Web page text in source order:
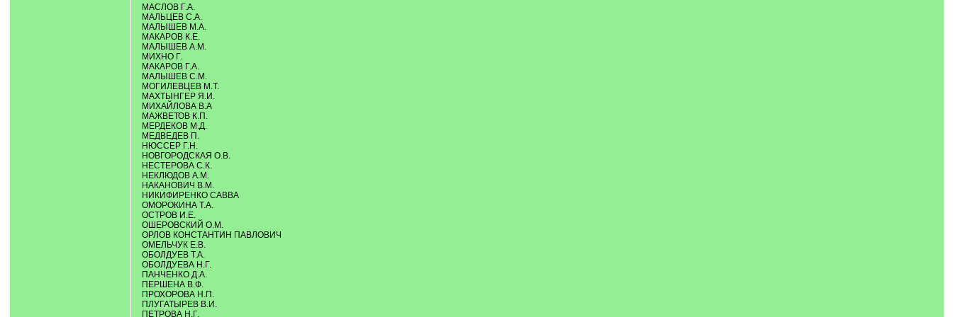
МАСЛОВ Г.А.
МАЛЬЦЕВ С.А.
МАЛЫШЕВ М.А.
МАКАРОВ К.Е.
МАЛЫШЕВ А.М.
МИХНО Г.
МАКАРОВ Г.А.
МАЛЫШЕВ С.М.
МОГИЛЕВЦЕВ М.Т.
МАХТЫНГЕР Я.И.
МИХАЙЛОВА В.А
МАЖВЕТОВ К.П.
МЕРДЕКОВ М.Д.
МЕДВЕДЕВ П.
НЮССЕР Г.Н.
НОВГОРОДСКАЯ О.В.
НЕСТЕРОВА С.К.
НЕКЛЮДОВ А.М.
НАКАНОВИЧ В.М.
НИКИФИРЕНКО САВВА
ОМОРОКИНА Т.А.
ОСТРОВ И.Е.
ОШЕРОВСКИЙ О.М.
ОРЛОВ КОНСТАНТИН ПАВЛОВИЧ
ОМЕЛЬЧУК Е.В.
ОБОЛДУЕВ Т.А.
ОБОЛДУЕВА Н.Г.
ПАНЧЕНКО Д.А.
ПЕРШЕНА В.Ф.
ПРОХОРОВА Н.П.
ПЛУГАТЫРЕВ В.И.
ПЕТРОВА Н.Г.